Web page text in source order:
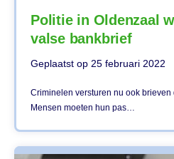
Politie in Oldenzaal
valse bankbrief
Geplaatst op 25 februari 2022
Criminelen versturen nu ook brieven
Mensen moeten hun pas…